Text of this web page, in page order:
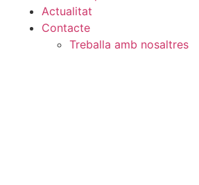
Actualitat
Contacte
Treballa amb nosaltres